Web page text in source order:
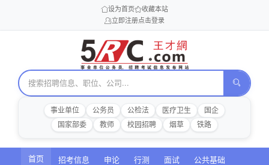
设为首页
收藏本站
立即注册点击登录
事业单位 公务员 公检法 医疗卫生
国企
国家部委
教师 校园招聘 烟草 铁路
首页 招考信息 申论 行测 面试 公共基础